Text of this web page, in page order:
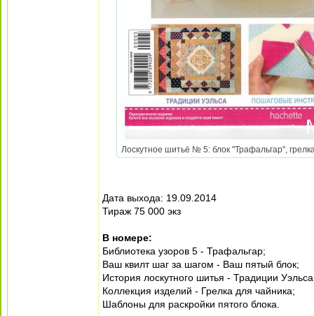
Лоскутное шитьё № 5: блок "Трафальгар",
Дата выхода: 19.09.2014
Тираж 75 000 экз
В номере:
Библиотека узоров 5 - Трафальгар;
Ваш квилт шаг за шагом - Ваш пятый блок;
История лоскутного шитья - Традиции
Коллекция изделий - Грелка для чайника;
Шаблоны для раскройки пятого блока.